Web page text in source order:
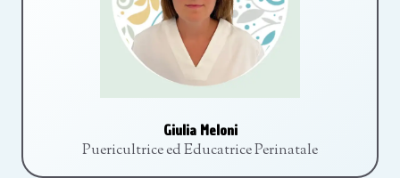
Giulia Meloni
Puericultrice ed Educatrice Perinatale